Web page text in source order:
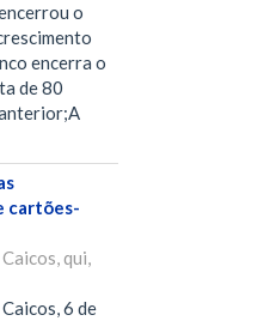
o
encerra o
de 80
cartões-
qui,
6 de